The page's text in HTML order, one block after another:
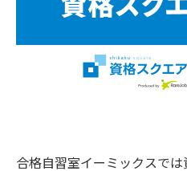
合格自習室イーミックスで